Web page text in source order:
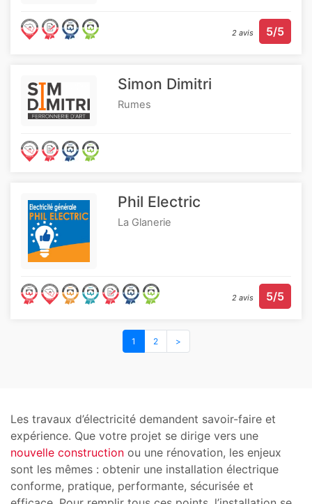
2 avis 5/5
Simon Dimitri
Rumes
Phil Electric
La Glanerie
2 avis 5/5
1 2 >
Les travaux d’électricité demandent savoir-faire et
expérience. Que votre projet se dirige vers une
nouvelle construction ou une rénovation, les enjeux
sont les mêmes : obtenir une installation électrique
conforme, pratique, performante, sécurisée et